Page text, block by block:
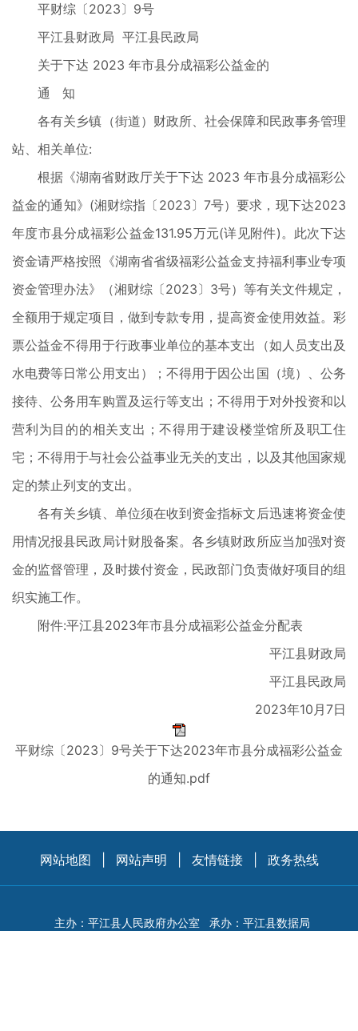
平财综〔2023〕9号
平江县财政局 平江县民政局
关于下达 2023 年市县分成福彩公益金的
通 知
各有关乡镇（街道）财政所、社会保障和民政事务管理
站、相关单位:
根据《湖南省财政厅关于下达 2023 年市县分成福彩公
益金的通知》(湘财综指〔2023〕7号）要求，现下达2023
年度市县分成福彩公益金131.95万元(详见附件)。此次下达
资金请严格按照《湖南省省级福彩公益金支持福利事业专项
资金管理办法》（湘财综〔2023〕3号）等有关文件规定，
全额用于规定项目，做到专款专用，提高资金使用效益。彩
票公益金不得用于行政事业单位的基本支出（如人员支出及
水电费等日常公用支出）；不得用于因公出国（境）、公务
接待、公务用车购置及运行等支出；不得用于对外投资和以
营利为目的的相关支出；不得用于建设楼堂馆所及职工住
宅；不得用于与社会公益事业无关的支出，以及其他国家规
定的禁止列支的支出。
各有关乡镇、单位须在收到资金指标文后迅速将资金使
用情况报县民政局计财股备案。各乡镇财政所应当加强对资
金的监督管理，及时拨付资金，民政部门负责做好项目的组
织实施工作。
附件:平江县2023年市县分成福彩公益金分配表
平江县财政局
平江县民政局
2023年10月7日
平财综〔2023〕9号关于下达2023年市县分成福彩公益金
的通知.pdf
网站地图 网站声明 友情链接 政务热线
主办：平江县人民政府办公室
承办：平江县数据局